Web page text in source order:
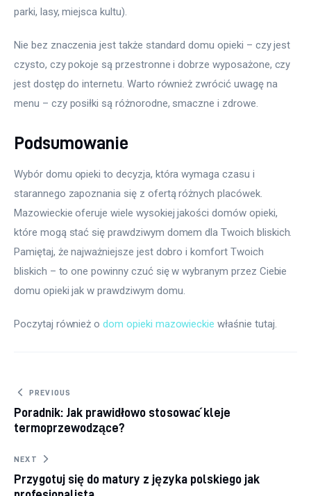
parki, lasy, miejsca kultu).
Nie bez znaczenia jest także standard domu opieki – czy jest
czysto, czy pokoje są przestronne i dobrze wyposażone, czy
jest dostęp do internetu. Warto również zwrócić uwagę na
menu – czy posiłki są różnorodne, smaczne i zdrowe.
Podsumowanie
Wybór domu opieki to decyzja, która wymaga czasu i
starannego zapoznania się z ofertą różnych placówek.
Mazowieckie oferuje wiele wysokiej jakości domów opieki,
które mogą stać się prawdziwym domem dla Twoich bliskich.
Pamiętaj, że najważniejsze jest dobro i komfort Twoich
bliskich – to one powinny czuć się w wybranym przez Ciebie
domu opieki jak w prawdziwym domu.
Poczytaj również o dom opieki mazowieckie właśnie tutaj.
Nawigacja
wpisu
PREVIOUS
Poradnik: Jak prawidłowo stosować kleje
termoprzewodzące?
NEXT
Przygotuj się do matury z języka polskiego jak